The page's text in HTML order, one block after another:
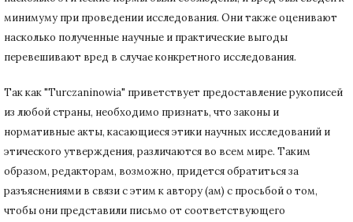
минимуму при проведении исследования. Они также оценивают
насколько полученные научные и практические выгоды
перевешивают вред в случае конкретного исследования.
Так как "Turczaninowia" приветствует предоставление рукописей
из любой страны, необходимо признать, что законы и
нормативные акты, касающиеся этики научных исследований и
этического утверждения, различаются во всем мире. Таким
образом, редакторам, возможно, придется обратиться за
разъяснениями в связи с этим к автору (ам) с просьбой о том,
чтобы они представили письмо от соответствующего